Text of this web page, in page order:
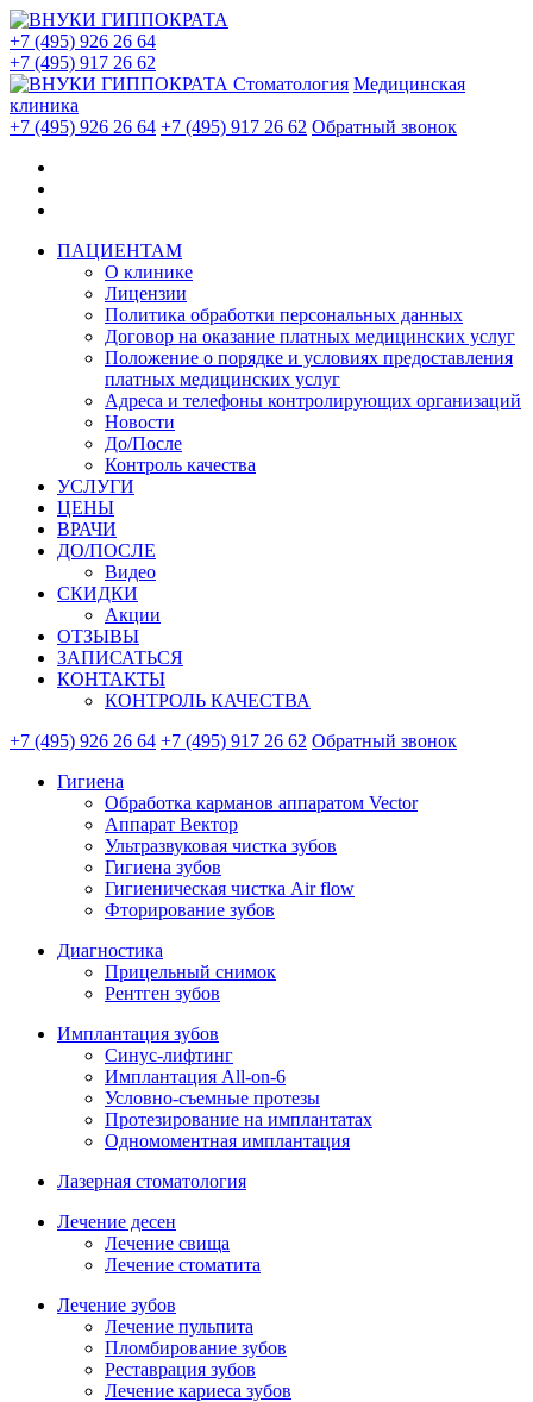
+7 (495) 926 26 64
+7 (495) 917 26 62
Стоматология Медицинская
клиника
+7 (495) 926 26 64 +7 (495) 917 26 62 Обратный звонок
ПАЦИЕНТАМ
О клинике
Лицензии
Политика обработки персональных данных
Договор на оказание платных медицинских услуг
Положение о порядке и условиях предоставления
платных медицинских услуг
Адреса и телефоны контролирующих организаций
Новости
До/После
Контроль качества
УСЛУГИ
ЦЕНЫ
ВРАЧИ
ДО/ПОСЛЕ
Видео
СКИДКИ
Акции
ОТЗЫВЫ
ЗАПИСАТЬСЯ
КОНТАКТЫ
КОНТРОЛЬ КАЧЕСТВА
+7 (495) 926 26 64 +7 (495) 917 26 62 Обратный звонок
Гигиена
Обработка карманов аппаратом Vector
Аппарат Вектор
Ультразвуковая чистка зубов
Гигиена зубов
Гигиеническая чистка Air flow
Фторирование зубов
Диагностика
Прицельный снимок
Рентген зубов
Имплантация зубов
Синус-лифтинг
Имплантация All-on-6
Условно-съемные протезы
Протезирование на имплантатах
Одномоментная имплантация
Лазерная стоматология
Лечение десен
Лечение свища
Лечение стоматита
Лечение зубов
Лечение пульпита
Пломбирование зубов
Реставрация зубов
Лечение кариеса зубов